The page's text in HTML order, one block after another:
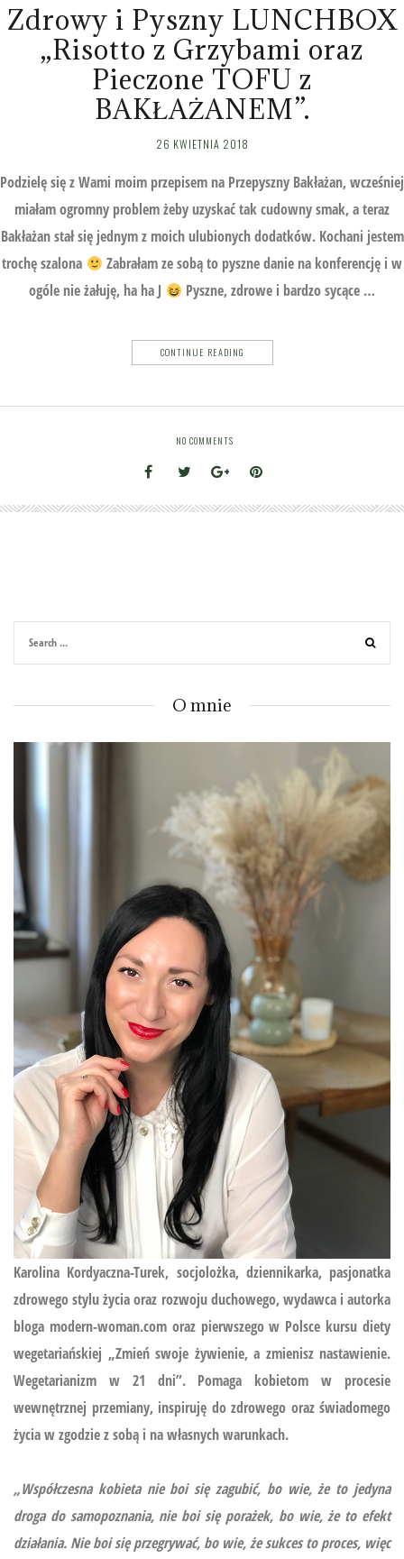
Zdrowy i Pyszny LUNCHBOX
„Risotto z Grzybami oraz
Pieczone TOFU z
BAKŁAŻANEM”.
26 KWIETNIA 2018
Podzielę się z Wami moim przepisem na Przepyszny Bakłażan, wcześniej
miałam ogromny problem żeby uzyskać tak cudowny smak, a teraz
Bakłażan stał się jednym z moich ulubionych dodatków. Kochani jestem
trochę szalona
Zabrałam ze sobą to pyszne danie na konferencję i w
ogóle nie żałuję, ha ha J
Pyszne, zdrowe i bardzo sycące …
CONTINUE READING
NO COMMENTS
O mnie
Karolina Kordyaczna-Turek, socjolożka, dziennikarka, pasjonatka
zdrowego stylu życia oraz rozwoju duchowego, wydawca i autorka
bloga modern-woman.com oraz pierwszego w Polsce kursu diety
wegetariańskiej „Zmień swoje żywienie, a zmienisz nastawienie.
Wegetarianizm w 21 dni”.Pomaga kobietom w procesie
wewnętrznej przemiany, inspiruję do zdrowego oraz świadomego
życia w zgodzie z sobą i na własnych warunkach.
„Współczesna kobieta nie boi się zagubić, bo wie, że to jedyna
droga do samopoznania, nie boi się porażek, bo wie, że to efekt
działania. Nie boi się przegrywać, bo wie, że sukces to proces, więc